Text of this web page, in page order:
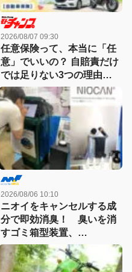
2026/08/07 09:30
任意保険って、本当に「任
意」でいいの？ 自賠責だけ
では足りない3つの理由
【自動車保険】
2026/08/06 10:10
ニオイをキャンセルする成
分で即効消臭！ 臭いを消
すゴミ箱型装置、
「NIOCAN（ニオキャ
ン）」を噴射！